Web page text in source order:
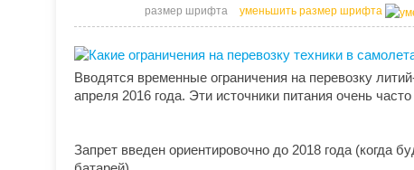
размер шрифта
уменьшить размер шрифта
Вводятся временные ограничения на перевозку
апреля 2016 года. Эти источники питания очень
Запрет введен ориентировочно до 2018 года (когда